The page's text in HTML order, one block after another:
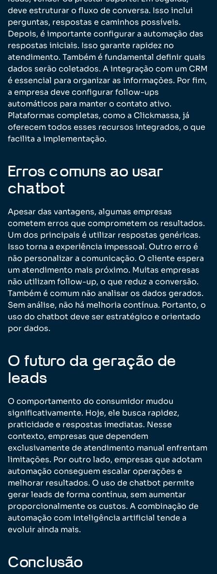
deve estruturar o fluxo de conversa. Isso inclui
perguntas, respostas e caminhos possíveis.
Depois, é importante configurar a automação das
respostas iniciais. Isso garante rapidez no
atendimento. Também é fundamental definir quais
dados serão coletados. A integração com um CRM
é essencial para organizar as informações. Por fim,
a empresa deve configurar follow-ups
automáticos para manter o contato ativo.
Plataformas completas, como a Clickmassa, já
oferecem todos esses recursos integrados, o que
facilita a implementação.
Erros comuns ao usar
chatbot
Apesar das vantagens, algumas empresas
cometem erros que comprometem os resultados.
Um dos principais é utilizar respostas genéricas.
Isso torna a experiência impessoal. Outro erro é
não personalizar a comunicação. O cliente espera
um atendimento mais próximo. Muitas empresas
não utilizam follow-up, o que reduz a conversão.
Também é comum não analisar os dados gerados.
Sem análise, não há melhoria contínua. Portanto, o
uso do chatbot deve ser estratégico e orientado
por dados.
O futuro da geração de
leads
O comportamento do consumidor mudou
significativamente. Hoje, ele busca rapidez,
praticidade e respostas imediatas. Nesse
contexto, empresas que dependem
exclusivamente de atendimento manual enfrentam
limitações. Por outro lado, empresas que adotam
automação conseguem escalar operações e
melhorar resultados. O uso de chatbot permite
gerar leads de forma contínua, sem aumentar
proporcionalmente os custos. A combinação de
automação com inteligência artificial tende a
evoluir ainda mais.
Conclusão